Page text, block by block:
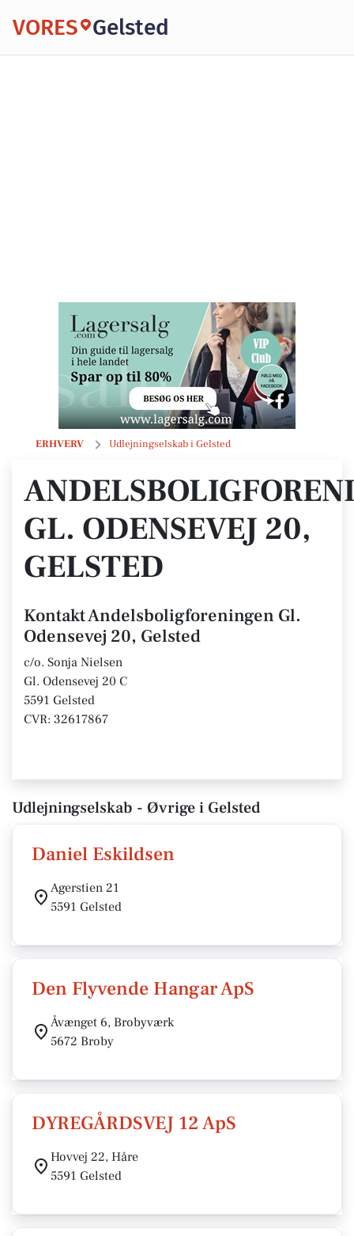
VORES Gelsted
ERHVERV Udlejningselskab i Gelsted
Andelsboligforeningen Gl. Odensevej 20, Gelsted
GL. ODENSEVEJ 20,
GELSTED
Kontakt Andelsboligforeningen Gl.
Odensevej 20, Gelsted
c/o. Sonja Nielsen
Gl. Odensevej 20 C
5591 Gelsted
CVR: 32617867
Udlejningselskab - Øvrige i Gelsted
Daniel Eskildsen
Agerstien 21
5591 Gelsted
Den Flyvende Hangar ApS
Åvænget 6, Brobyværk
5672 Broby
DYREGÅRDSVEJ 12 ApS
Hovvej 22, Håre
5591 Gelsted